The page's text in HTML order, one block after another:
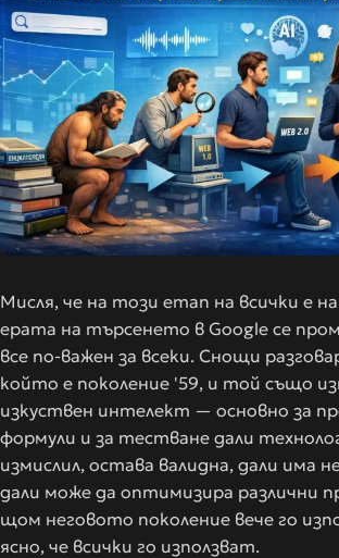
Мисля, че на този етап на всички е
ерата на търсенето в Google се
все по-важен за всеки. Снощи
който е поколение '59, и той също
изкуствен интелект — основно за
формули и за тестване дали
измислил, остава валидна, дали има
дали може да оптимизира различни
щом неговото поколение вече го
ясно, че всички го използват.